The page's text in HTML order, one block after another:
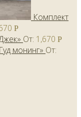
Комплект
Р
От: 1,670 Р
монинг» От: